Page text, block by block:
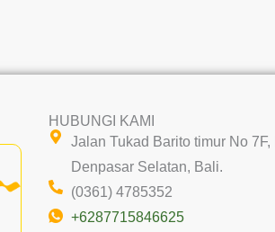
HUBUNGI KAMI
Jalan Tukad Barito timur No
Denpasar Selatan, Bali.
(0361) 4785352
+6287715846625